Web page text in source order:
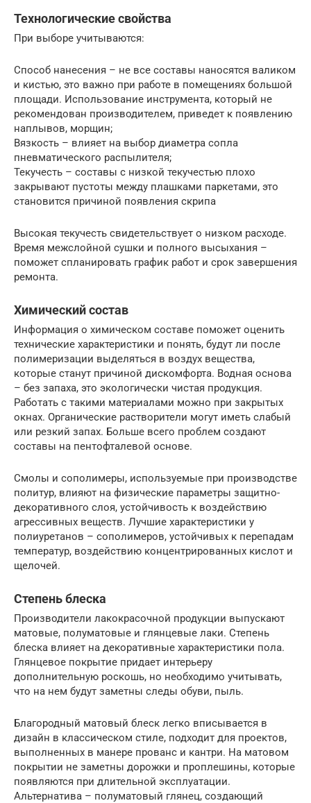
Технологические свойства
При выборе учитываются:
Способ нанесения – не все составы наносятся валиком
и кистью, это важно при работе в помещениях большой
площади. Использование инструмента, который не
рекомендован производителем, приведет к появлению
наплывов, морщин;
Вязкость – влияет на выбор диаметра сопла
пневматического распылителя;
Текучесть – составы с низкой текучестью плохо
закрывают пустоты между плашками паркетами, это
становится причиной появления скрипа
Высокая текучесть свидетельствует о низком расходе.
Время межслойной сушки и полного высыхания –
поможет спланировать график работ и срок завершения
ремонта.
Химический состав
Информация о химическом составе поможет оценить
технические характеристики и понять, будут ли после
полимеризации выделяться в воздух вещества,
которые станут причиной дискомфорта. Водная основа
– без запаха, это экологически чистая продукция.
Работать с такими материалами можно при закрытых
окнах. Органические растворители могут иметь слабый
или резкий запах. Больше всего проблем создают
составы на пентофталевой основе.
Смолы и сополимеры, используемые при производстве
политур, влияют на физические параметры защитно-
декоративного слоя, устойчивость к воздействию
агрессивных веществ. Лучшие характеристики у
полиуретанов – сополимеров, устойчивых к перепадам
температур, воздействию концентрированных кислот и
щелочей.
Степень блеска
Производители лакокрасочной продукции выпускают
матовые, полуматовые и глянцевые лаки. Степень
блеска влияет на декоративные характеристики пола.
Глянцевое покрытие придает интерьеру
дополнительную роскошь, но необходимо учитывать,
что на нем будут заметны следы обуви, пыль.
Благородный матовый блеск легко вписывается в
дизайн в классическом стиле, подходит для проектов,
выполненных в манере прованс и кантри. На матовом
покрытии не заметны дорожки и проплешины, которые
появляются при длительной эксплуатации.
Альтернатива – полуматовый глянец, создающий